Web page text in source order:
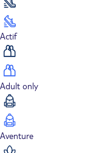
Actif
Adult only
Aventure